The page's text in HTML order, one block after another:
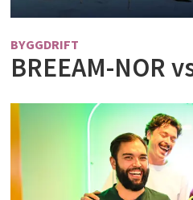
BYGGDRIFT
BREEAM-NOR